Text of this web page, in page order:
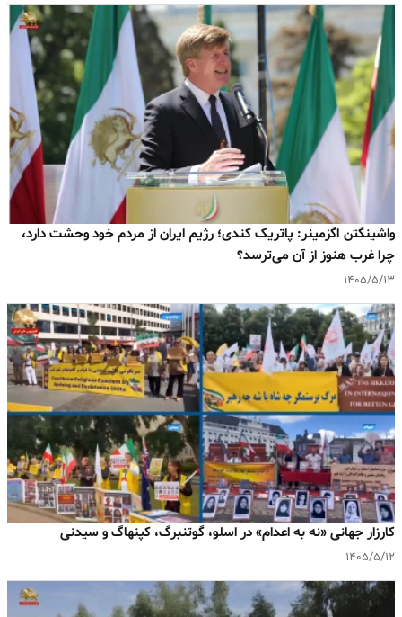
واشینگتن اگزمینر: پاتریک کندی؛ رژیم ایران از مردم خود وحشت دارد،
چرا غرب هنوز از آن می‌ترسد؟
۱۴۰۵/۵/۱۳
کارزار جهانی «نه به اعدام» در اسلو، گوتنبرگ، کپنهاگ و سیدنی
۱۴۰۵/۵/۱۲